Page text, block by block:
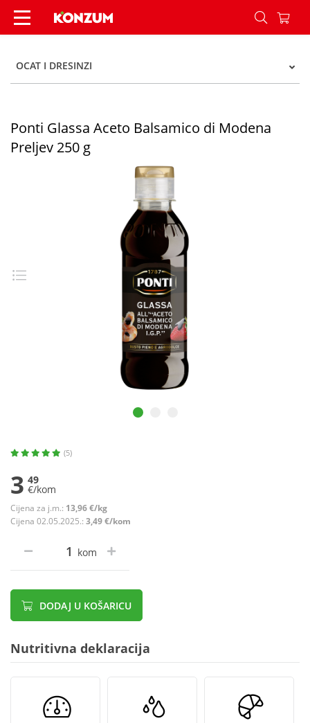
Ponti Glassa Aceto Balsamico di Modena Preljev
OCAT I DRESINZI
Ponti Glassa Aceto Balsamico di Modena
Preljev 250 g
(5)
3 49
€/kom
Cijena za j.m.: 13,96 €/kg
Cijena 02.05.2025.: 3,49 €/kom
kom
DODAJ U KOŠARICU
Nutritivna deklaracija